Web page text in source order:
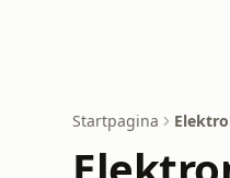
Startpagina